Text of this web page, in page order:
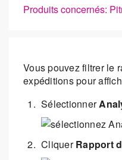
Produits concernés:
Vous pouvez filtrer le
expéditions pour
Sélectionner
CliquerRapport